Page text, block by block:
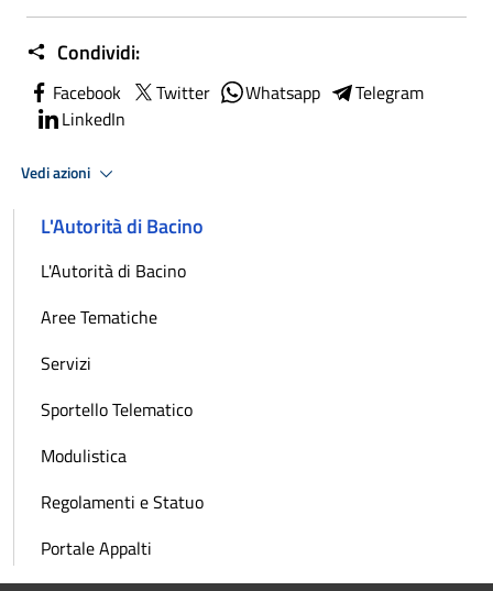
Condividi:
Facebook Twitter Whatsapp
Telegram
LinkedIn
Vedi azioni
L'Autorità di Bacino
L'Autorità di Bacino
Aree Tematiche
Servizi
Sportello Telematico
Modulistica
Regolamenti e Statuo
Portale Appalti